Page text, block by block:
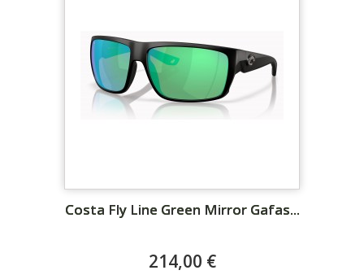
Costa Fly Line Green Mirror Gafas...
214,00 €